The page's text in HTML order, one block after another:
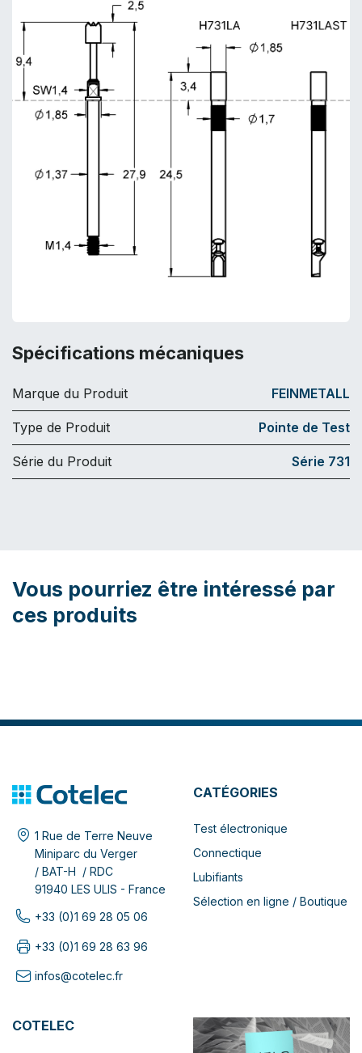
Spécifications mécaniques
Marque du Produit FEINMETALL
Type de Produit Pointe de Test
Série du Produit Série 731
Vous pourriez être intéressé par
ces produits
1 Rue de Terre Neuve
Miniparc du Verger
/ BAT-H / RDC
91940 LES ULIS - France
+33 (0)1 69 28 05 06
+33 (0)1 69 28 63 96
infos@cotelec.fr
CATÉGORIES
Test électronique
Connectique
Lubifiants
Sélection en ligne / Boutique
COTELEC